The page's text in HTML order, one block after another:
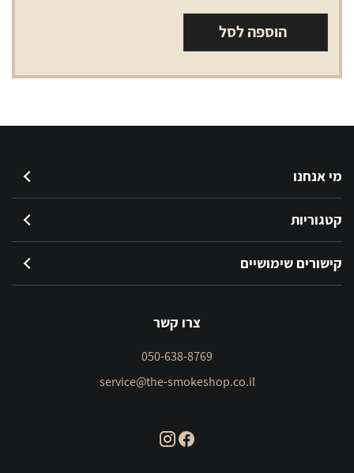
דה
וינצ'י
הוספה לסל
מי אנחנו
קטגוריות
קישורים שימושיים
צרו קשר
050-638-8769
service@the-smokeshop.co.il